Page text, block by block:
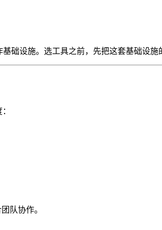
础设施。选工具之前，先把这套基础设施
队协作。